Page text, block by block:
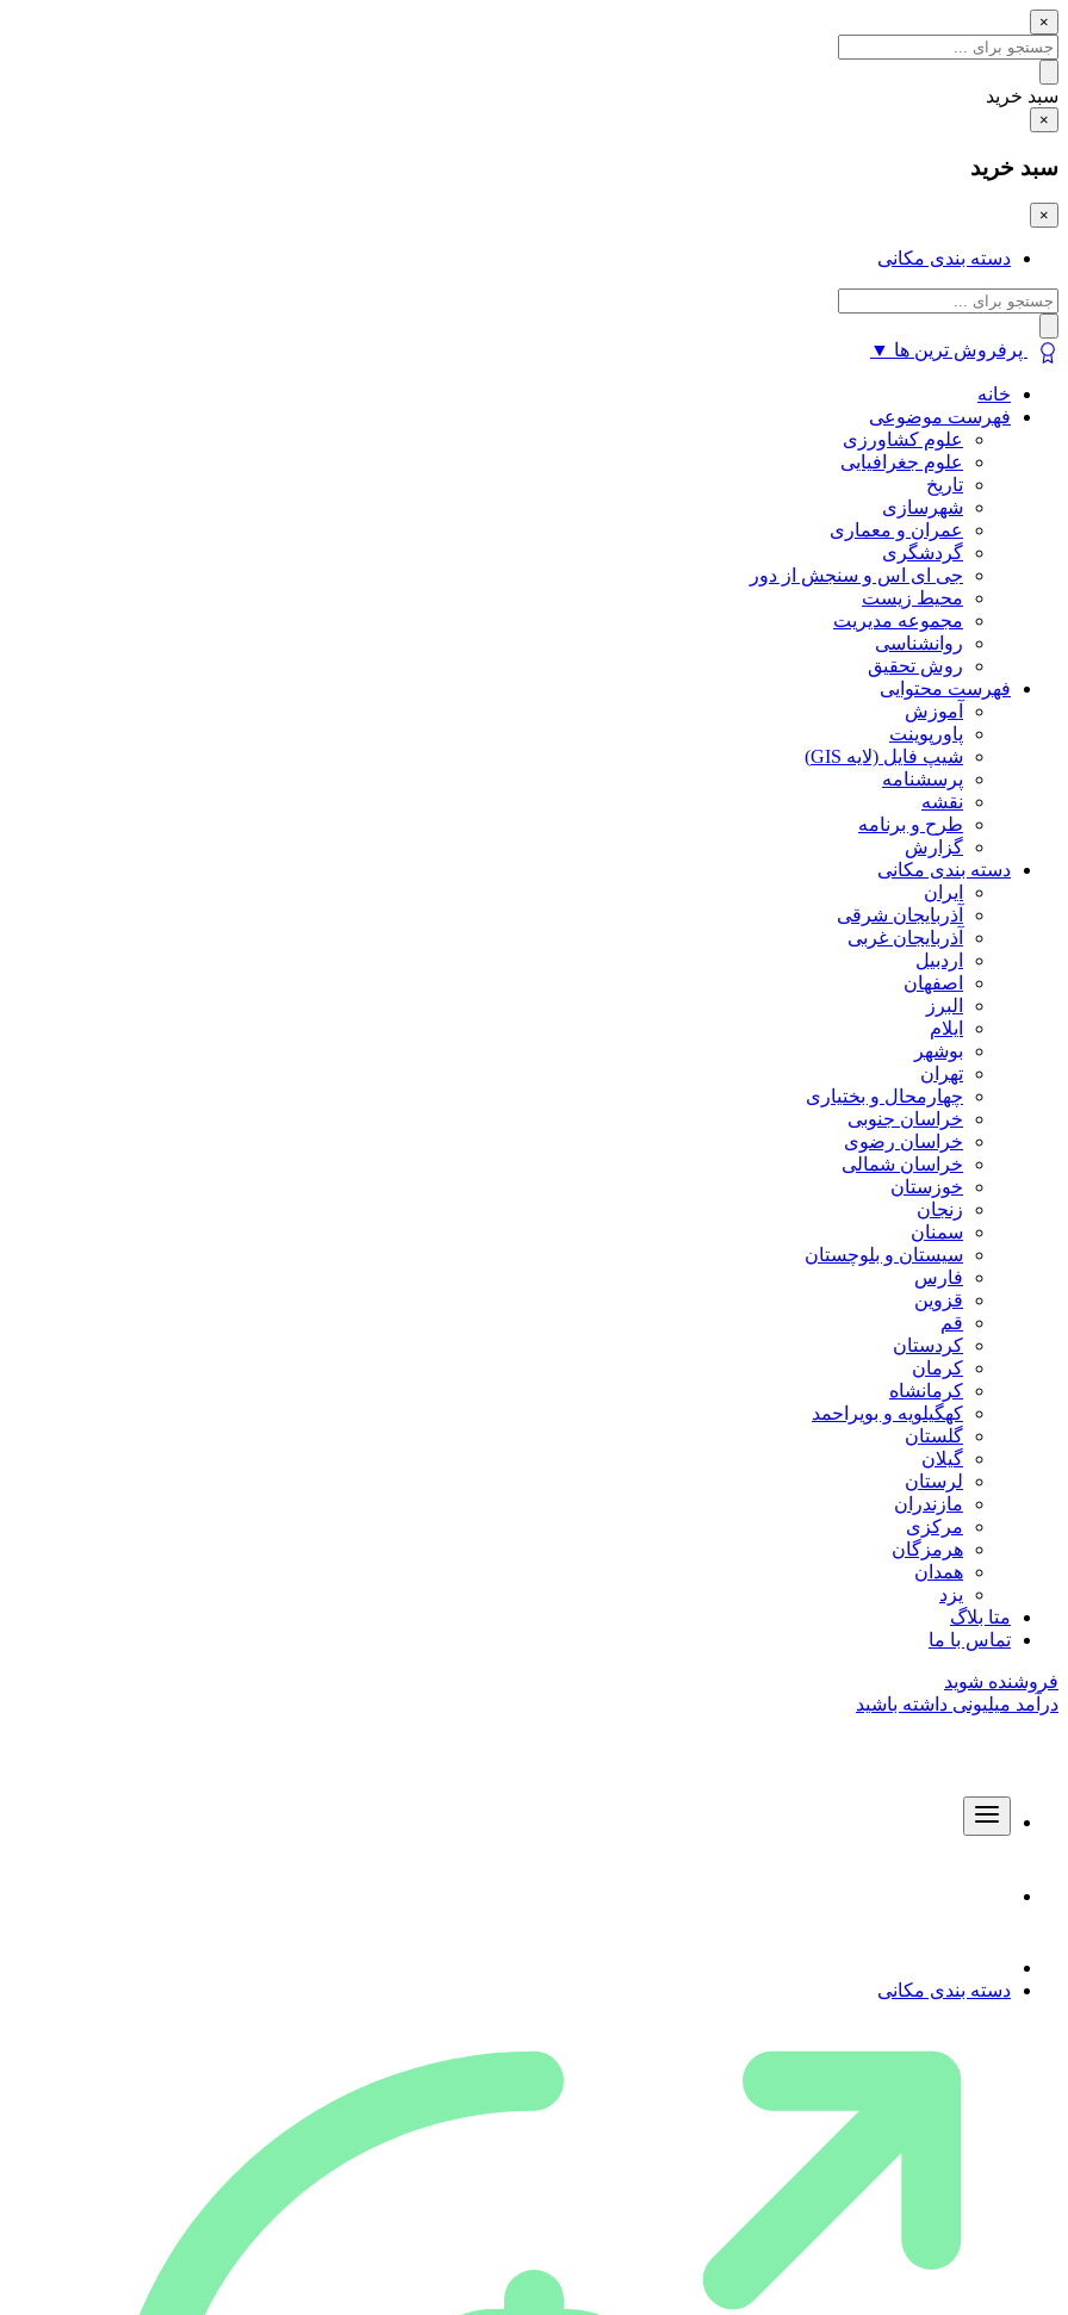
×
سبد خرید
×
سبد خرید
×
دسته بندی مکانی
پرفروش ترین ها ▼
خانه
فهرست موضوعی
علوم کشاورزی
علوم جغرافیایی
تاریخ
شهرسازی
عمران و معماری
گردشگری
جی ای اس و سنجش از دور
محیط زیست
مجموعه مدیریت
روانشناسی
روش تحقیق
فهرست محتوایی
آموزش
پاورپوینت
شیپ فایل (لایه GIS)
پرسشنامه
نقشه
طرح و برنامه
گزارش
دسته بندی مکانی
ایران
آذربایجان شرقی
آذربایجان غربی
اردبیل
اصفهان
البرز
ایلام
بوشهر
تهران
چهارمحال و بختیاری
خراسان جنوبی
خراسان رضوی
خراسان شمالی
خوزستان
زنجان
سمنان
سیستان و بلوچستان
فارس
قزوین
قم
کردستان
کرمان
کرمانشاه
کهگیلویه و بویراحمد
گلستان
گیلان
لرستان
مازندران
مرکزی
هرمزگان
همدان
یزد
متا بلاگ
تماس با ما
فروشنده شوید
درآمد میلیونی داشته باشید
دسته بندی مکانی